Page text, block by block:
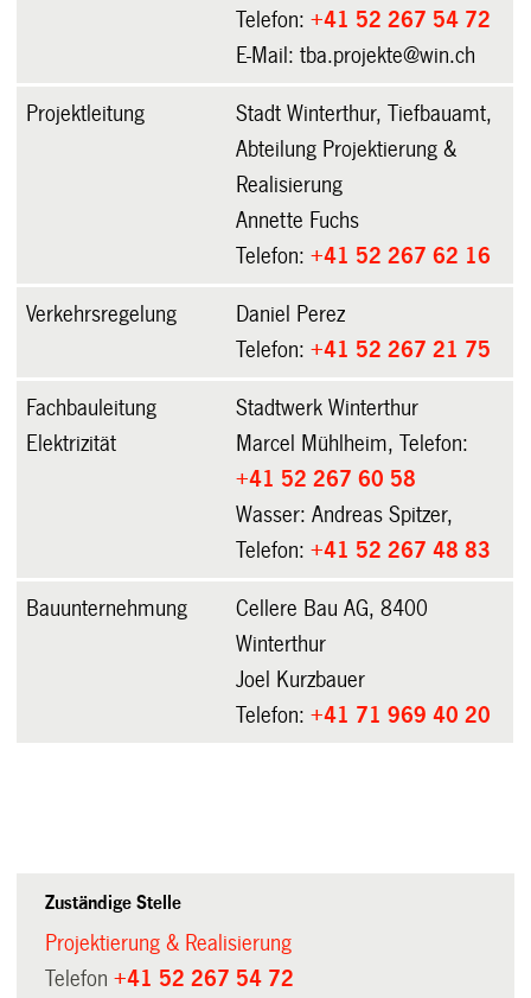
Telefon:+41 52 267 54 72
E-Mail: tba.projekte@win.ch
Projektleitung
Stadt Winterthur, Tiefbauamt,
Abteilung Projektierung &
Realisierung
Annette Fuchs
Telefon:+41 52 267 62 16
Verkehrsregelung
Daniel Perez
Telefon:+41 52 267 21 75
Fachbauleitung
Elektrizität
Stadtwerk Winterthur
Marcel Mühlheim, Telefon:
+41 52 267 60 58
Wasser: Andreas Spitzer,
Telefon:+41 52 267 48 83
Bauunternehmung
Cellere Bau AG, 8400
Winterthur
Joel Kurzbauer
Telefon:+41 71 969 40 20
Zuständige Stelle
Projektierung & Realisierung
Telefon+41 52 267 54 72